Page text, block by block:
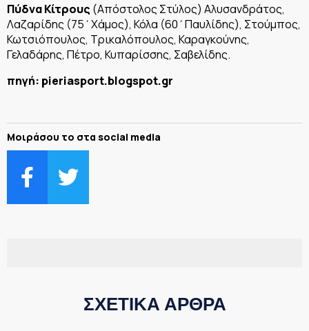
Πύδνα Κίτρους (Απόστολος Στύλος) Αλυσανδράτος,
Λαζαρίδης (75΄Χάμος), Κόλα (60΄Παυλίδης), Στούμπος,
Κωτσιόπουλος, Τρικαλόπουλος, Καραγκούνης,
Γελαδάρης, Πέτρο, Κυπαρίσσης, Σαβελίδης.
πηγή: pieriasport.blogspot.gr
Μοιράσου το στα social media
ΣΧΕΤΙΚΑ ΑΡΘΡΑ